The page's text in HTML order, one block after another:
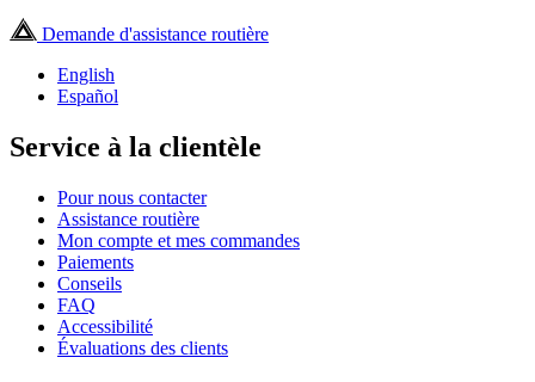
Demande d'assistance routière
English
Español
Service à la clientèle
Pour nous contacter
Assistance routière
Mon compte et mes commandes
Paiements
Conseils
FAQ
Accessibilité
Évaluations des clients